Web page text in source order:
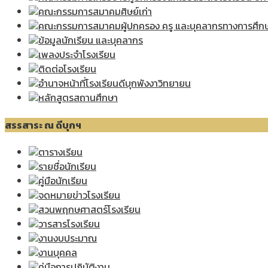
คณะกรรมการสมาคมศิษย์เก่า
คณะกรรมการสมาคมผู้ปกครอง ครู และบุคลากรทางการศึก
ข้อมูลนักเรียน และบุคลากร
เพลงประจำโรงเรียน
ติดต่อโรงเรียน
อำนาจหน้าที่โรงเรียนดีบุกพังงาวิทยายน
หลักสูตรสถานศึกษา
สรรสาระ ณ ดีบุกฯ
ตารางเรียน
รายชื่อนักเรียน
คู่มือนักเรียน
จดหมายข่าวโรงเรียน
สวนพฤกษศาสตร์โรงเรียน
วารสารโรงเรียน
งานงบประมาณ
งานบุคคล